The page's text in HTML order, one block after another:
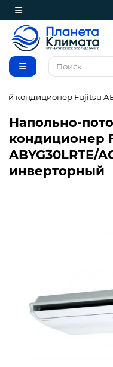
кондиционер Fujitsu
Напольно-
кондиционер
ABYG30LRTE/
инверторный